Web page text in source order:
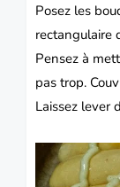
Posez les
rectangulaire
Pensez à
pas trop.
Laissez lever